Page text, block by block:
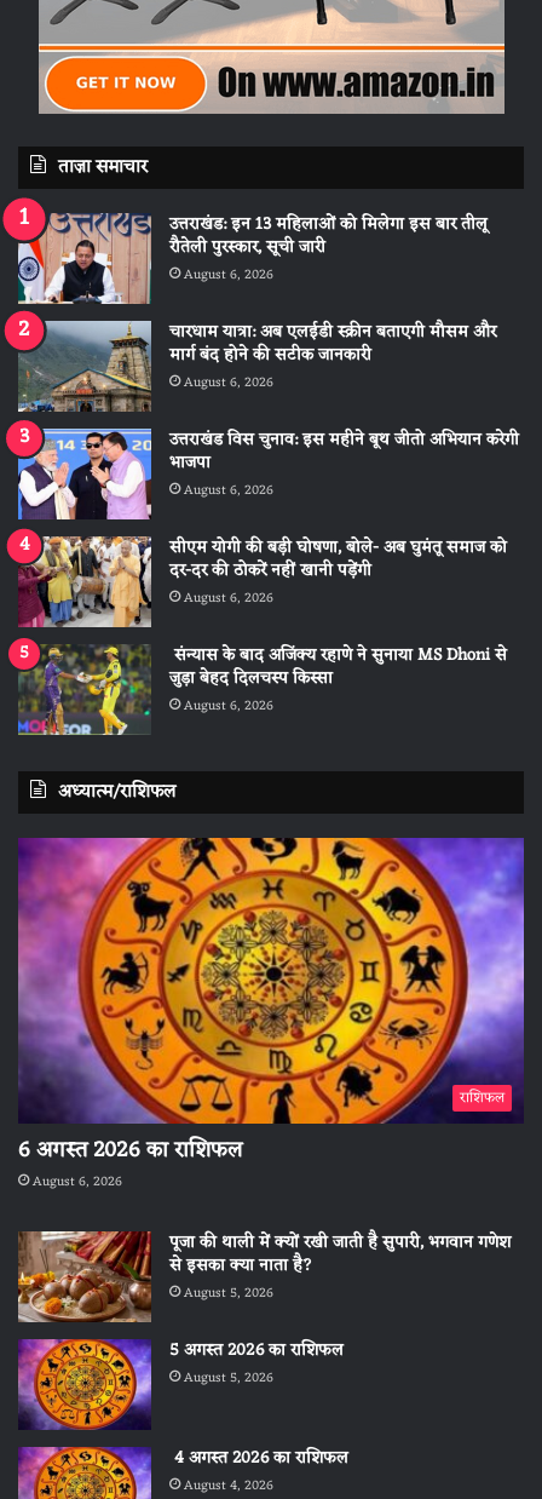
ताज़ा समाचार
उत्तराखंड: इन 13 महिलाओं को मिलेगा इस बार तीलू
रौतेली पुरस्कार, सूची जारी
August 6, 2026
चारधाम यात्रा: अब एलईडी स्क्रीन बताएगी मौसम और
मार्ग बंद होने की सटीक जानकारी
August 6, 2026
उत्तराखंड विस चुनाव: इस महीने बूथ जीतो अभियान करेगी
भाजपा
August 6, 2026
सीएम योगी की बड़ी घोषणा, बोले- अब घुमंतू समाज को
दर-दर की ठोकरें नहीं खानी पड़ेंगी
August 6, 2026
संन्यास के बाद अजिंक्‍य रहाणे ने सुनाया MS Dhoni से
जुड़ा बेहद दिलचस्प किस्सा
August 6, 2026
अध्यात्म/राशिफल
राशिफल
6 अगस्त 2026 का राशिफल
August 6, 2026
पूजा की थाली में क्यों रखी जाती है सुपारी, भगवान गणेश
से इसका क्या नाता है?
August 5, 2026
5 अगस्त 2026 का राशिफल
August 5, 2026
4 अगस्त 2026 का राशिफल
August 4, 2026